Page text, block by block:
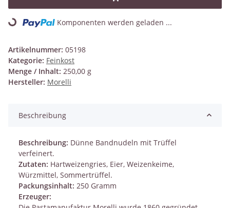
Loading... Komponenten werden geladen ...
Artikelnummer: 05198
Kategorie: Feinkost
Menge / Inhalt: 250,00 g
Hersteller: Morelli
Beschreibung
Beschreibung: Dünne Bandnudeln mit Trüffel
verfeinert.
Zutaten: Hartweizengries, Eier, Weizenkeime,
Würzmittel, Sommertrüffel.
Packungsinhalt: 250 Gramm
Erzeuger: